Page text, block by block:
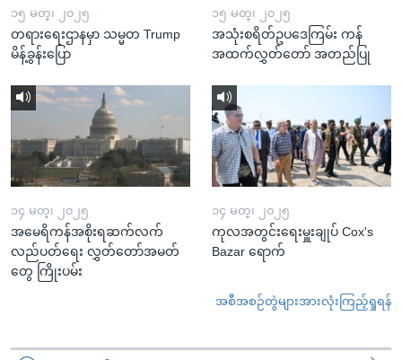
၁၅ မတ္၊ ၂၀၂၅
တရားရေးဌာနမှာ သမ္မတ Trump
မိန့်ခွန်းပြော
၁၅ မတ္၊ ၂၀၂၅
အသုံးစရိတ်ဥပဒေကြမ်း ကန်
အထက်လွှတ်တော် အတည်ပြု
၁၄ မတ္၊ ၂၀၂၅
အမေရိကန်အစိုးရဆက်လက်
လည်ပတ်ရေး လွှတ်တော်အမတ်
တွေ ကြိုးပမ်း
၁၄ မတ္၊ ၂၀၂၅
ကုလအတွင်းရေးမှူးချုပ် Cox's
Bazar ရောက်
အစီအစဉ်တွဲများအားလုံးကြည့်ရှုရန်